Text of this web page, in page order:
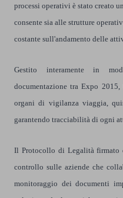
processi operativi è stato creato
consente sia alle strutture
costante sull'andamento delle
Gestito interamente in
documentazione tra Expo
organi di vigilanza viaggia,
garantendo tracciabilità di ogni
Il Protocollo di Legalità firmato
controllo sulle aziende che
monitoraggio dei documenti